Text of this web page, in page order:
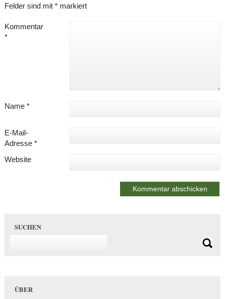
Felder sind mit *markiert
Kommentar
*
Name *
E-Mail-
Adresse *
Website
SUCHEN
ÜBER